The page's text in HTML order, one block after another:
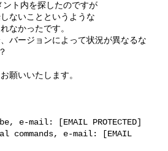
ト内を探したのですが
ないことというような
なかったです。
バージョンによって状況が異なるな
願いいたします。
e-mail: [EMAIL PROTECTED]
commands, e-mail: [EMAIL